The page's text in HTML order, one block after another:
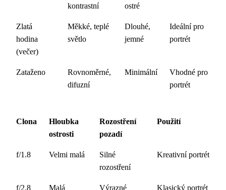
kontrastní
ostré
Zlatá
hodina
(večer)
Měkké, teplé
světlo
Dlouhé,
jemné
Ideální pro
portrét
Zataženo
Rovnoměrné,
difuzní
Minimální
Vhodné pro
portrét
Clona
Hloubka
ostrosti
Rozostření
pozadí
Použití
f/1.8 Velmi malá
Silné
rozostření
Kreativní portrét
f/2.8 Malá
Výrazné
Klasický portrét